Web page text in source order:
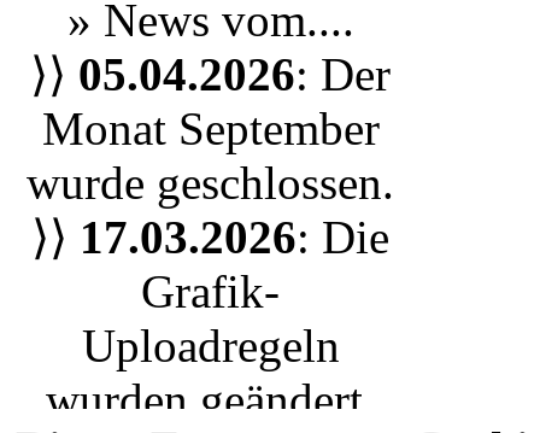
egal ob du einen
Studenten aus Yale
spielen möchtest
oder nur einen
Bewohner der Stadt
jeder ist herzlich
eingeladen unserem
» News vom....
⟩⟩ 05.04.2026: Der
Monat September
wurde geschlossen.
⟩⟩ 17.03.2026: Die
Grafik-
Uploadregeln
wurden geändert.